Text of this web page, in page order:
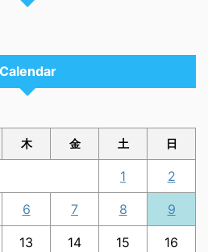
Calendar
木 金 土 日
1 2
6 7 8 9
13 14 15 16